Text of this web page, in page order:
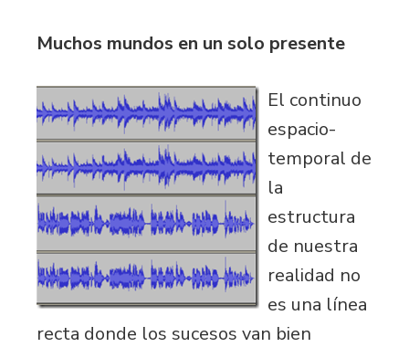
Muchos mundos en un solo presente
El continuo
espacio-
temporal de
la
estructura
de nuestra
realidad no
es una línea
recta donde los sucesos van bien